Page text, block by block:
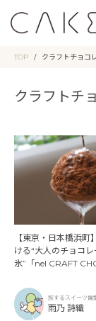
TOP クラフトチョコ
クラフトチ
【東京・日本橋浜町
ける“大人のチョコレ
氷”「nel CRAFT
ト トーキョー）」
旅するスイーツ偏
雨乃 詩織